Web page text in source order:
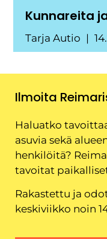
Kunnareita
Tarja Autio
Ilmoita
Haluatko
asuvia sekä
henkilöitä?
tavoitat
Rakastettu ja
keskiviikko noin